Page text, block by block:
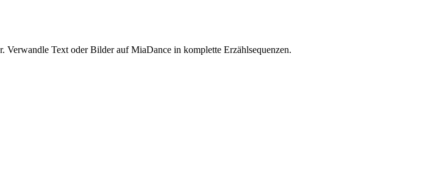
Text oder Bilder auf MiaDance in komplette Erzählsequenzen.